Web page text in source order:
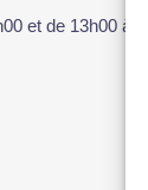
et de 13h00 à